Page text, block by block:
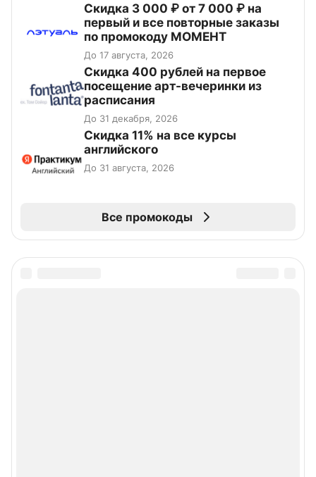
Скидка 3 000 ₽ от 7 000 ₽ на
первый и все повторные заказы
по промокоду МОМЕНТ
До 17 августа, 2026
Cкидка 400 рублей на первое
посещение арт-вечеринки из
расписания
До 31 декабря, 2026
Скидка 11% на все курсы
английского
До 31 августа, 2026
Все промокоды